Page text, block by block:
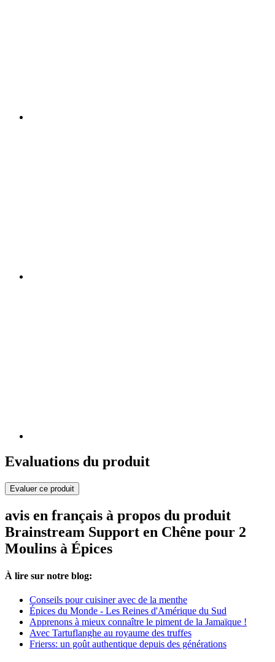
Evaluations du produit
Evaluer ce produit
avis en français à propos du produit
Brainstream Support en Chêne pour 2
Moulins à Épices
À lire sur notre blog:
Conseils pour cuisiner avec de la menthe
Épices du Monde - Les Reines d'Amérique du Sud
Apprenons à mieux connaître le piment de la Jamaïque !
Avec Tartuflanghe au royaume des truffes
Frierss: un goût authentique depuis des générations